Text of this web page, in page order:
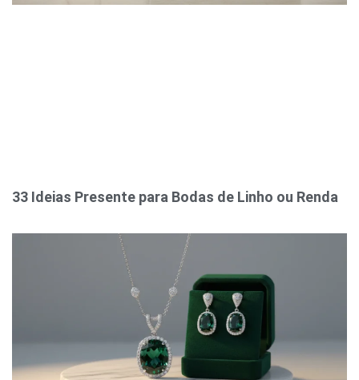
33 Ideias Presente para Bodas de Linho ou Renda